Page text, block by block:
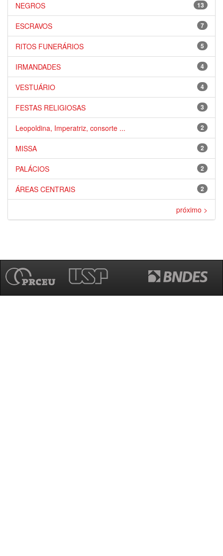
13
NEGROS
7
ESCRAVOS
5
RITOS FUNERÁRIOS
4
IRMANDADES
4
VESTUÁRIO
3
FESTAS RELIGIOSAS
2
Leopoldina, Imperatriz, consorte ...
2
MISSA
2
PALÁCIOS
2
ÁREAS CENTRAIS
próximo >